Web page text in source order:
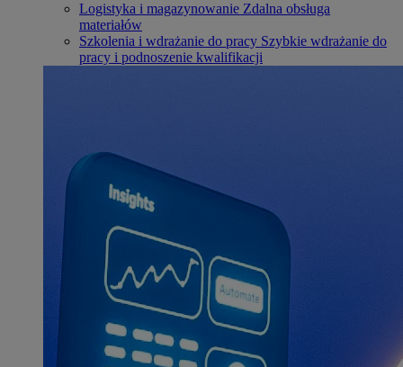
Logistyka i magazynowanie Zdalna obsługa
materiałów
Szkolenia i wdrażanie do pracy Szybkie wdrażanie do
pracy i podnoszenie kwalifikacji